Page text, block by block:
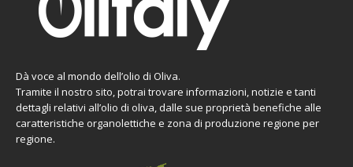
Dà voce al mondo dell’olio di Oliva.
Tramite il nostro sito, potrai trovare informazioni, notizie e tanti
dettagli relativi all’olio di oliva, dalle sue proprietà benefiche alle
caratteristiche organolettiche e zona di produzione regione per
regione.